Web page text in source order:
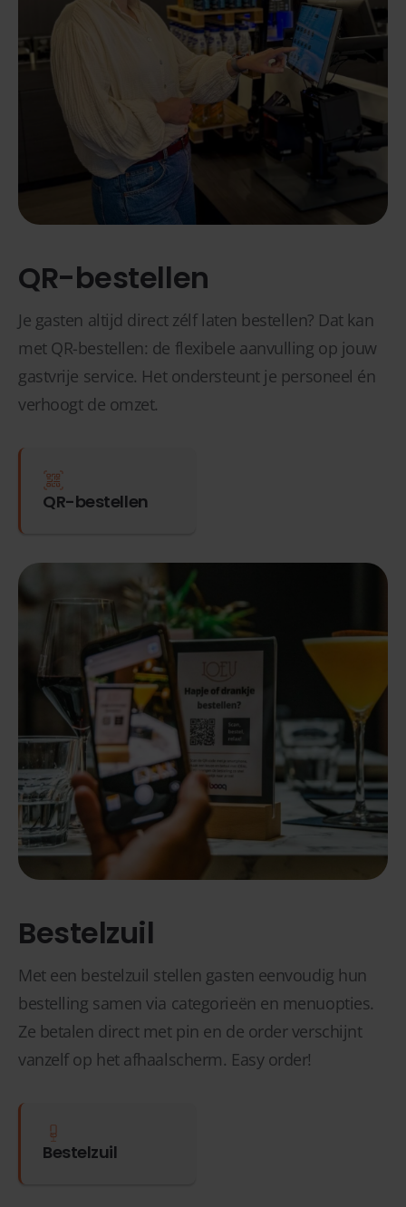
QR-bestellen
Je gasten altijd direct zélf laten bestellen? Dat kan
met QR-bestellen: de flexibele aanvulling op jouw
gastvrije service. Het ondersteunt je personeel én
verhoogt de omzet.
QR-bestellen
Bestelzuil
Met een bestelzuil stellen gasten eenvoudig hun
bestelling samen via categorieën en menuopties.
Ze betalen direct met pin en de order verschijnt
vanzelf op het afhaalscherm. Easy order!
Bestelzuil